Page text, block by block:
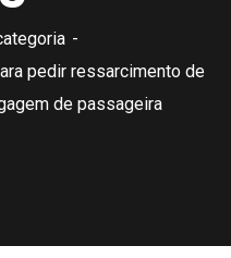
pedir ressarcimento de
de passageira